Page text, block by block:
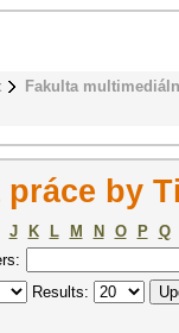
Fakulta
by
J K L M N O P
Q
Results: